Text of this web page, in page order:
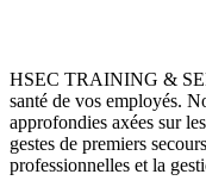
HSEC TRAINING &
santé de vos employés.
approfondies axées sur
gestes de premiers
professionnelles et la